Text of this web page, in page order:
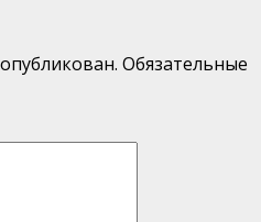
Обязательные